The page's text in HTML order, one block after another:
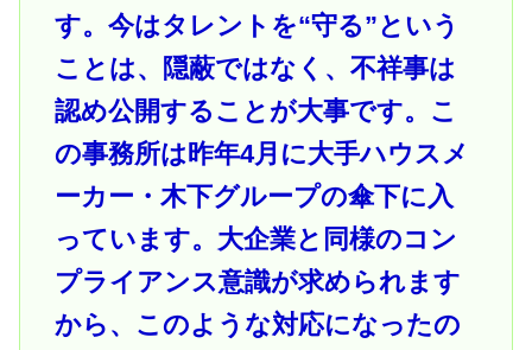
す。今はタレントを“守る”という
ことは、隠蔽ではなく、不祥事は
認め公開することが大事です。こ
の事務所は昨年4月に大手ハウスメ
ーカー・木下グループの傘下に入
っています。大企業と同様のコン
プライアンス意識が求められます
から、このような対応になったの